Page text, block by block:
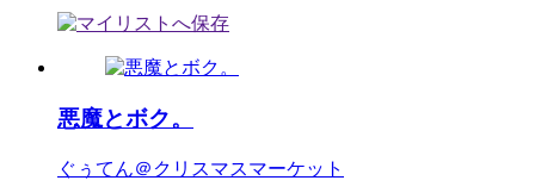
悪魔とボク。
ぐぅてん＠クリスマスマーケット